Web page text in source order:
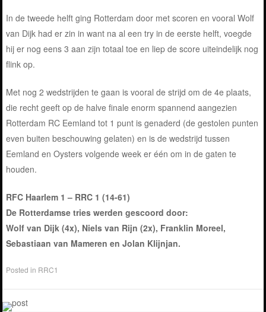
In de tweede helft ging Rotterdam door met scoren en vooral Wolf
van Dijk had er zin in want na al een try in de eerste helft, voegde
hij er nog eens 3 aan zijn totaal toe en liep de score uiteindelijk nog
flink op.
Met nog 2 wedstrijden te gaan is vooral de strijd om de 4e plaats,
die recht geeft op de halve finale enorm spannend aangezien
Rotterdam RC Eemland tot 1 punt is genaderd (de gestolen punten
even buiten beschouwing gelaten) en is de wedstrijd tussen
Eemland en Oysters volgende week er één om in de gaten te
houden.
RFC Haarlem 1 – RRC 1 (14-61)
De Rotterdamse tries werden gescoord door:
Wolf van Dijk (4x), Niels van Rijn (2x), Franklin Moreel,
Sebastiaan van Mameren en Jolan Klijnjan.
Posted in RRC1